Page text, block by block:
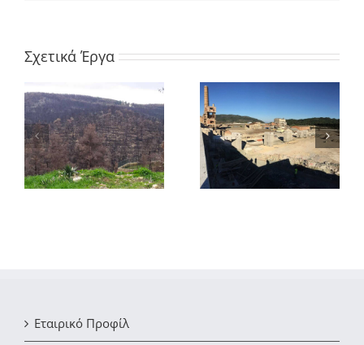
Σχετικά Έργα
Κατασκευή Βάθρων
στήριξης
περιστροφικού
φούρνου
Κατασκευή Έργων
Υποδομής σε Φ/Β
Σταθμό 500Kwp στη
Θήβα
Εταιρικό Προφίλ